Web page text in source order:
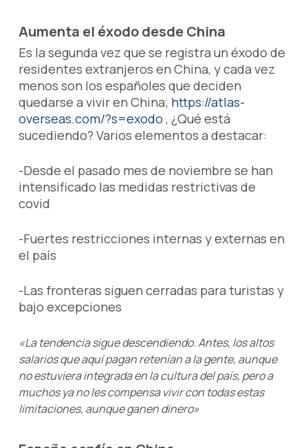
Aumenta el éxodo desde China
Es la segunda vez que se registra un éxodo de
residentes extranjeros en China, y cada vez
menos son los españoles que deciden
quedarse a vivir en China; https://atlas-
overseas.com/?s=exodo , ¿Qué está
sucediendo? Varios elementos a destacar:
-Desde el pasado mes de noviembre se han
intensificado las medidas restrictivas de
covid
-Fuertes restricciones internas y externas en
el país
-Las fronteras siguen cerradas para turistas y
bajo excepciones
«La tendencia sigue descendiendo. Antes, los altos
salarios que aquí pagan retenían a la gente, aunque
no estuviera integrada en la cultura del país, pero a
muchos ya no les compensa vivir con todas estas
limitaciones, aunque ganen dinero»